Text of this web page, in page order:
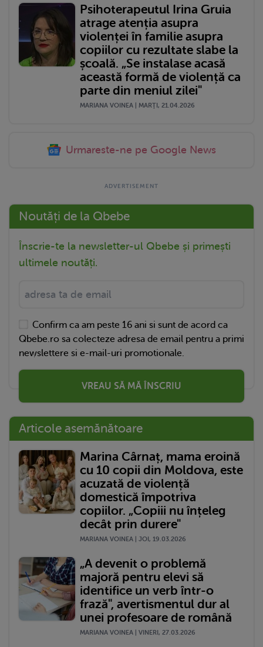
Psihoterapeutul Irina Gruia
atrage atenția asupra
violenței în familie asupra
copiilor cu rezultate slabe la
școală. „Se instalase acasă
această formă de violență ca
parte din meniul zilei"
MARIANA VOINEA | MARŢI, 21.04.2026
Urmareste-ne pe Google News
Noutăți de la Qbebe
Înscrie-te la newsletter-ul Qbebe și primești
ultimele noutăți.
Confirm ca am peste 16 ani si sunt de acord ca
Qbebe.ro sa colecteze adresa de email pentru a primi
newslettere si e-mail-uri promotionale.
VREAU SĂ MĂ ÎNSCRIU
Articole asemănătoare
Marina Cârnaț, mama eroină
cu 10 copii din Moldova, este
acuzată de violență
domestică împotriva
copiilor. „Copiii nu înțeleg
decât prin durere"
MARIANA VOINEA | JOI, 19.03.2026
„A devenit o problemă
majoră pentru elevi să
identifice un verb într-o
frază", avertismentul dur al
unei profesoare de română
MARIANA VOINEA | VINERI, 27.03.2026